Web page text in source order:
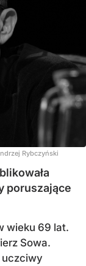
Rybczyński
poruszające
wieku 69 lat.
Sowa.
uczciwy